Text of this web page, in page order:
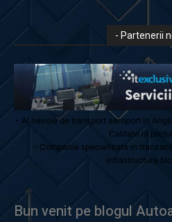
- Partenerii
- Ai nevoie de transport aeroport in
Calitate la
- Companie specializata in
infrastructura
Bun venit pe blogul